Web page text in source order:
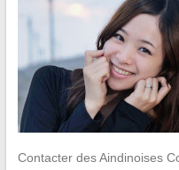
Contacter des Aindinoises